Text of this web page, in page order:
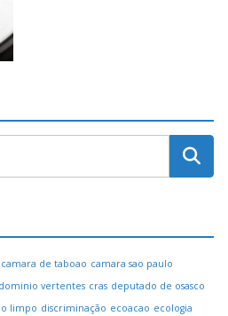
camara de taboao camara sao paulo
vertentes cras deputado de osasco
limpo discriminação ecoacao ecologia